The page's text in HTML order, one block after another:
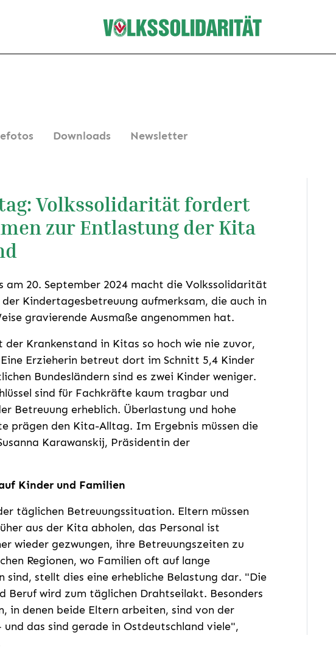
Downloads Newsletter
Volkssolidarität fordert
zur Entlastung der Kita
am 20. September 2024 macht die Volkssolidarität
Kindertagesbetreuung aufmerksam, die auch in
gravierende Ausmaße angenommen hat.
Krankenstand in Kitas so hoch wie nie zuvor,
Erzieherin betreut dort im Schnitt 5,4 Kinder
Bundesländern sind es zwei Kinder weniger.
sind für Fachkräfte kaum tragbar und
Betreuung erheblich. Überlastung und hohe
prägen den Kita-Alltag. Im Ergebnis müssen die
Karawanskij, Präsidentin der
Kinder und Familien
täglichen Betreuungssituation. Eltern müssen
aus der Kita abholen, das Personal ist
wieder gezwungen, ihre Betreuungszeiten zu
Regionen, wo Familien oft auf lange
sind, stellt dies eine erhebliche Belastung dar. "Die
Beruf wird zum täglichen Drahtseilakt. Besonders
in denen beide Eltern arbeiten, sind von der
das sind gerade in Ostdeutschland viele",